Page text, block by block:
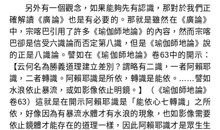
另外有一個觀念，如果能夠先有認識，那對於我們正
確解讀《廣論》也是有必要的。那就是雖然在《廣論》
中，宗喀巴引用了許多《瑜伽師地論》的內容，然而宗喀
巴卻是信受六識論而否定第八識，但是《瑜伽師地論》說
的正是八識論。譬如在《瑜伽師地論》卷63中的開示：
【云何名為勝義道理建立差別？謂略有二識，一者阿賴耶
識，二者轉識。阿賴耶識是所依，轉識是能依。……譬如
水浪依止暴流，或如影像依止明鏡。】（《瑜伽師地論》
卷63）這就是在開示阿賴耶識是「能依心七轉識」之所
依，好像因為有暴流水體才有水浪的現象，也如影像需要
依止鏡體才能存在的道理一樣，因此阿賴耶識才是眾生生